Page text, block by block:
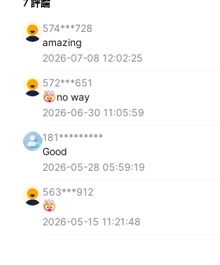
7評論
574***728
amazing
2026-07-08 12:02:25
572***651
no way
2026-06-30 11:05:59
181*********
Good
2026-05-28 05:59:19
563***912
2026-05-15 11:21:48